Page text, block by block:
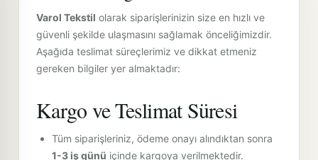
Varol Tekstil olarak siparişlerinizin size en hızlı ve
güvenli şekilde ulaşmasını sağlamak önceliğimizdir.
Aşağıda teslimat süreçlerimiz ve dikkat etmeniz
gereken bilgiler yer almaktadır:
Kargo ve Teslimat Süresi
Tüm siparişleriniz, ödeme onayı alındıktan sonra
1-3 iş günü içinde kargoya verilmektedir.